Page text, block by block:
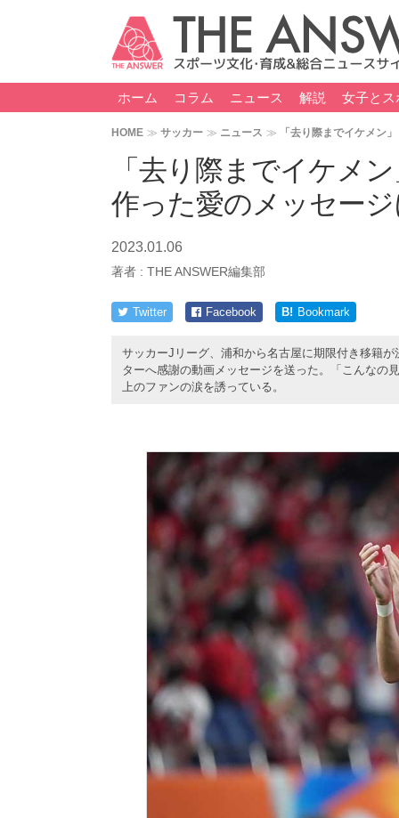
ホーム コラム ニュース 解説 女子とス
HOME サッカー ニュース 「去り際までイケメン
「去り際までイケメ
作った愛のメッセー
2023.01.06
著者 : THE ANSWER編集部
Twitter Facebook B! Bookmark
サッカーJリーグ、浦和から名古屋に期限付き移籍
ターへ感謝の動画メッセージを送った。「こんなの
上のファンの涙を誘っている。